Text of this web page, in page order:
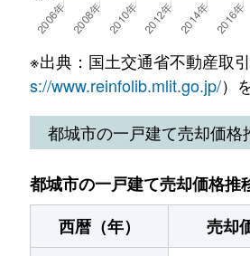
南横市町
680万円
南横市町
480万円
蓑原町
950万円
蓑原町
910万円
都原町
1,500万円
宮丸町
140万円
高崎町大牟田
1,800万円
高崎町前田
150万円
高崎町前田
330万円
高城町桜木
100万円
高城町桜木
2,200万円
高城町桜木
500万円
※出典：国土交通省不動産取
s://www.reinfolib.mlit.go.jp/）
都城市の一戸建て売却価格
都城市の一戸建て売却価格推
西暦（年）
売却